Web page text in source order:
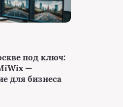
под ключ:
—
для бизнеса